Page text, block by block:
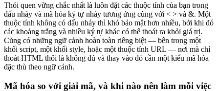
Thói quen vững chắc nhất là luôn đặt các thuộc tính của bạn trong
dấu nháy và mã hóa ký tự nháy tương ứng cùng với < > và &. Một
thuộc tính không có dấu nháy thì khó bảo mật hơn nhiều, bởi khi đó
các khoảng trắng và nhiều ký tự khác có thể thoát ra khỏi giá trị.
Cũng có những ngữ cảnh hoàn toàn riêng biệt — bên trong một
khối script, một khối style, hoặc một thuộc tính URL — nơi mà chỉ
thoát HTML thôi là không đủ và thay vào đó cần một kiểu mã hóa
đặc thù theo ngữ cảnh.
Mã hóa so với giải mã, và khi nào nên làm mỗi việc